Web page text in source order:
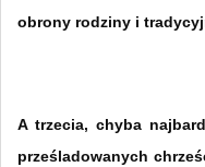
obrony rodziny i
A trzecia, chyba
prześladowanych